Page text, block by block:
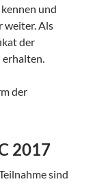
und
weiter. Als
der
erhalten.
der
2017
sind